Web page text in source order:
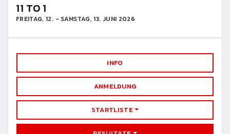
11 TO 1
FREITAG, 12. - SAMSTAG, 13. JUNI 2026
INFO
ANMELDUNG
STARTLISTE